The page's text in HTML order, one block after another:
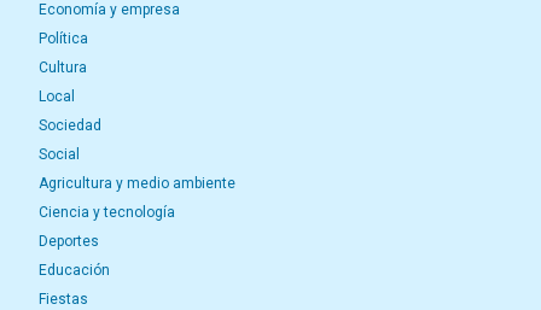
Economía y empresa
Política
Cultura
Local
Sociedad
Social
Agricultura y medio ambiente
Ciencia y tecnología
Deportes
Educación
Fiestas